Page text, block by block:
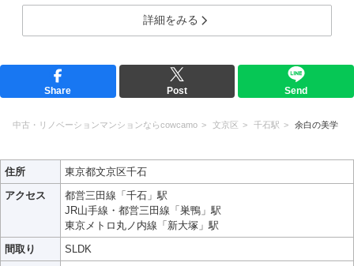
詳細をみる
Share Post Send
中古・リノベーションマンションならcowcamo 文京区 千石駅 余白の美学
住所
東京都文京区千石
アクセス
都営三田線「千石」駅
JR山手線・都営三田線「巣鴨」駅
東京メトロ丸ノ内線「新大塚」駅
間取り
SLDK